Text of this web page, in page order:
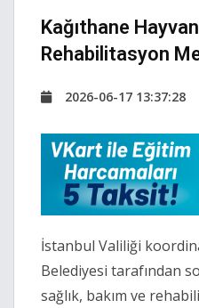
Kağıthane
Rehabilitasyon
2026-06-17 13:37:28
İstanbul Valiliği
Belediyesi tarafından
sağlık, bakım ve